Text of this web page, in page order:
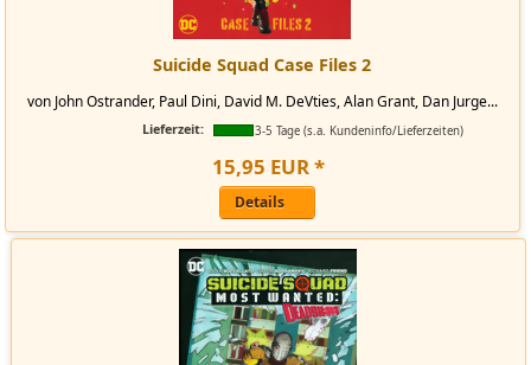
Suicide Squad Case Files 2
von John Ostrander, Paul Dini, David M. DeVties, Alan Grant, Dan Jurge...
Lieferzeit: 3-5 Tage (s.a. Kundeninfo/Lieferzeiten)
15,95 EUR*
Details